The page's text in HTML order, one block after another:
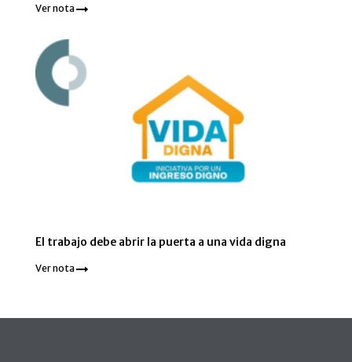
Ver nota
El trabajo debe abrir la puerta a una vida digna
Ver nota